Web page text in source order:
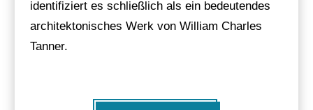
identifiziert es schließlich als ein bedeutendes
architektonisches Werk von William Charles
Tanner.